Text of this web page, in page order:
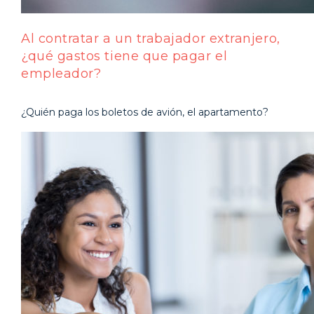
Al contratar a un trabajador extranjero,
¿qué gastos tiene que pagar el
empleador?
¿Quién paga los boletos de avión, el apartamento?